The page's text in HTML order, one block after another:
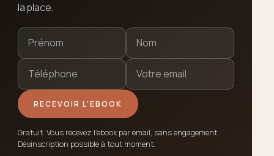
la place.
RECEVOIR L'EBOOK
Gratuit. Vous recevez l'ebook par email, sans engagement.
Désinscription possible à tout moment.